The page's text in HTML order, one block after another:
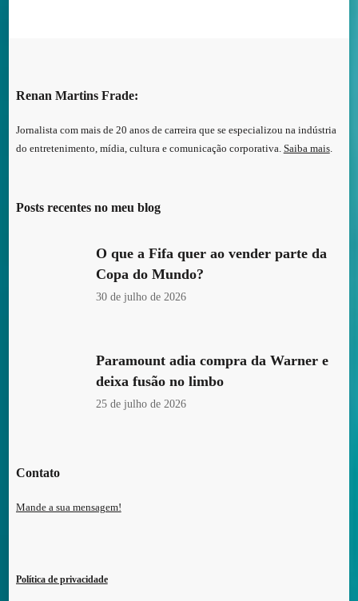
Renan Martins Frade:
Jornalista com mais de 20 anos de carreira que se especializou na indústria
do entretenimento, mídia, cultura e comunicação corporativa. Saiba mais.
Posts recentes no meu blog
O que a Fifa quer ao vender parte da
Copa do Mundo?
30 de julho de 2026
Paramount adia compra da Warner e
deixa fusão no limbo
25 de julho de 2026
Contato
Mande a sua mensagem!
Política de privacidade